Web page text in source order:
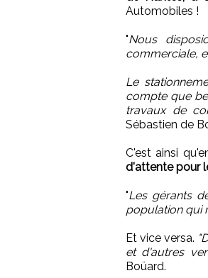
Automobiles !
"Nous
commerciale,
Le
compte que
travaux de
Sébastien de
C'est ainsi
d'attente pour
"Les gérants
population qui
Et vice versa.
et d'autres
Boüard.